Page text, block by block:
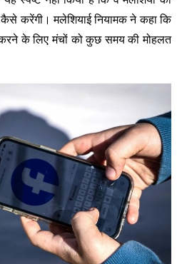
करेंगी। मलेशियाई नियामक ने कहा कि
के लिए मंचों को कुछ समय की मोहलत